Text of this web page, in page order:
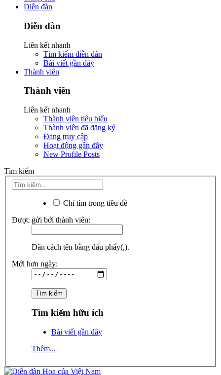
Diễn đàn
Diễn đàn
Liên kết nhanh
Tìm kiếm diễn đàn
Bài viết gần đây
Thành viên
Thành viên
Liên kết nhanh
Thành viên tiêu biểu
Thành viên đã đăng ký
Đang truy cập
Hoạt động gần đây
New Profile Posts
Tìm kiếm
Chỉ tìm trong tiêu đề
Được gửi bởi thành viên:
Dãn cách tên bằng dấu phẩy(,).
Mới hơn ngày:
Tìm kiếm hữu ích
Bài viết gần đây
Thêm...